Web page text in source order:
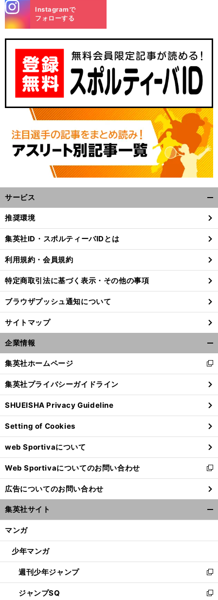
前
m
Instagramで
フォローする
サービス
閉
る
推奨環境
集英社ID・スポルティーバIDとは
利用規約・会員規約
特定商取引法に基づく表示・その他の事項
ブラウザプッシュ通知について
サイトマップ
企業情報
閉
る
集英社ホームページ
新
し
い
ウ
ィ
ン
ド
ウ
で
開
く
集英社プライバシーガイドライン
SHUEISHA Privacy Guideline
Setting of Cookies
web Sportivaについて
Web Sportivaについてのお問い合わせ
新
し
い
ウ
ィ
ン
ウ
開
く
広告についてのお問い合わせ
集英社サイト
マンガ
少年マンガ
週刊少年ジャンプ
新
し
い
ジャンプSQ
新